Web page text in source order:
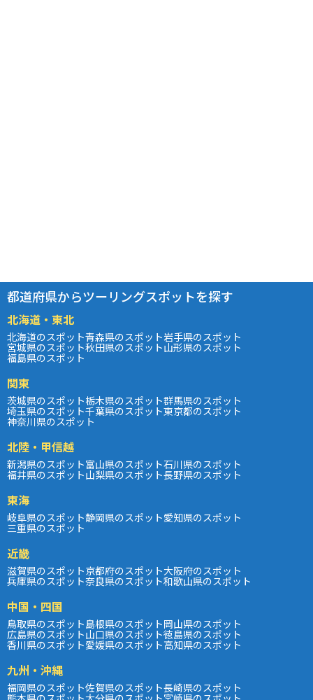
都道府県からツーリングスポットを探す
北海道・東北
北海道のスポット青森県のスポット岩手県のスポット
宮城県のスポット秋田県のスポット山形県のスポット
福島県のスポット
関東
茨城県のスポット栃木県のスポット群馬県のスポット
埼玉県のスポット千葉県のスポット東京都のスポット
神奈川県のスポット
北陸・甲信越
新潟県のスポット富山県のスポット石川県のスポット
福井県のスポット山梨県のスポット長野県のスポット
東海
岐阜県のスポット静岡県のスポット愛知県のスポット
三重県のスポット
近畿
滋賀県のスポット京都府のスポット大阪府のスポット
兵庫県のスポット奈良県のスポット和歌山県のスポット
中国・四国
鳥取県のスポット島根県のスポット岡山県のスポット
広島県のスポット山口県のスポット徳島県のスポット
香川県のスポット愛媛県のスポット高知県のスポット
九州・沖縄
福岡県のスポット佐賀県のスポット長崎県のスポット